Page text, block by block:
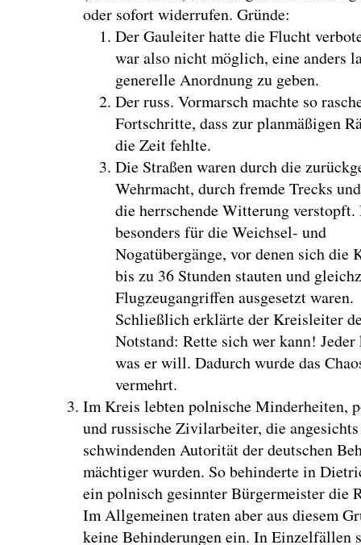
oder sofort widerrufen. Gründe:
Der Gauleiter hatte die Flucht
war also nicht möglich, eine anders
generelle Anordnung zu geben.
Der russ. Vormarsch machte so
Fortschritte, dass zur planmäßigen
die Zeit fehlte.
Die Straßen waren durch die
Wehrmacht, durch fremde Trecks
die herrschende Witterung verstopft.
besonders für die Weichsel- und
Nogatübergänge, vor denen sich die
bis zu 36 Stunden stauten und
Flugzeugangriffen ausgesetzt waren.
Schließlich erklärte der Kreisleiter
Notstand: Rette sich wer kann! Jeder
was er will. Dadurch wurde das
vermehrt.
Im Kreis lebten polnische Minderheiten,
und russische Zivilarbeiter, die
schwindenden Autorität der deutschen
mächtiger wurden. So behinderte in
ein polnisch gesinnter Bürgermeister die
Im Allgemeinen traten aber aus diesem
keine Behinderungen ein. In Einzelfällen